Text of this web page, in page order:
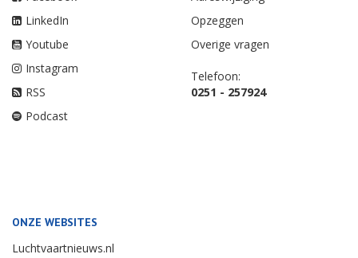
LinkedIn
Youtube
Instagram
RSS
Podcast
Opzeggen
Overige vragen
Telefoon:
0251 - 257924
ONZE WEBSITES
Luchtvaartnieuws.nl